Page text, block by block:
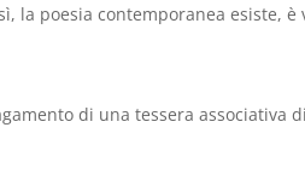
la poesia contemporanea esiste, è
di una tessera associativa